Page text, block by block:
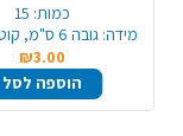
כמות: 15
מידה: גובה 6 ס"מ, קוטר 4 ס"מ
₪3.00
הוספה לסל